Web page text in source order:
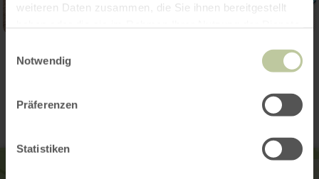
weiteren Daten zusammen, die Sie ihnen bereitgestellt
Notwendig
Präferenzen
Statistiken